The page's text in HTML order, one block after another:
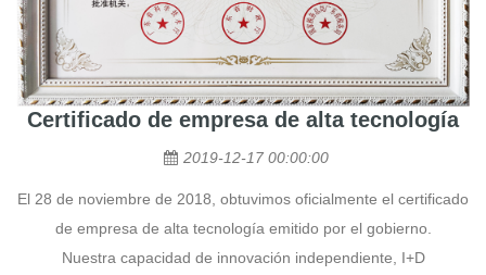
Certificado de empresa de alta tecnología
2019-12-17 00:00:00
El 28 de noviembre de 2018, obtuvimos oficialmente el certificado
de empresa de alta tecnología emitido por el gobierno.
Nuestra capacidad de innovación independiente, I+D